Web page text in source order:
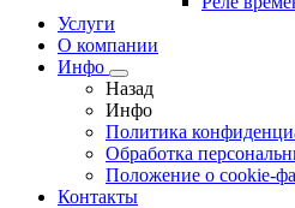
Услуги
О компании
Инфо
Назад
Инфо
Политика
Обработка
Положение о cookie-
Контакты